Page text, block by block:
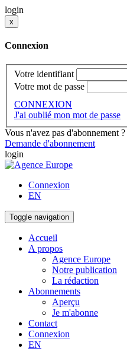
login
x
Connexion
Votre identifiant
Votre mot de passe
CONNEXION
J'ai oublié mon mot de passe
Vous n'avez pas d'abonnement ?
Demande d'abonnement
login
Connexion
EN
Toggle navigation
Accueil
A propos
Agence Europe
Notre publication
La rédaction
Abonnements
Aperçu
Je m'abonne
Contact
Connexion
EN